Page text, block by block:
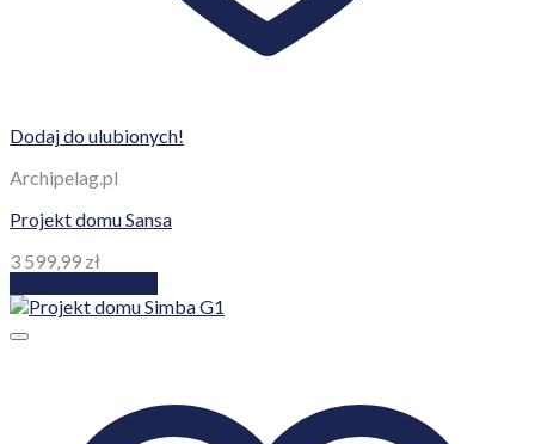
Dodaj do ulubionych!
Archipelag.pl
Projekt domu Sansa
3 599,99 zł